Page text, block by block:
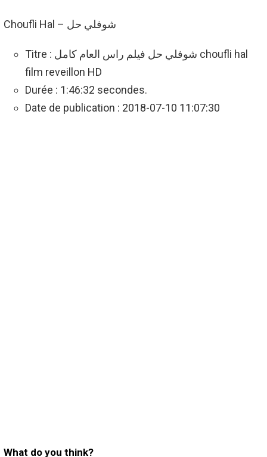
Choufli Hal – شوفلي حل
Titre : شوفلي حل فيلم راس العام كامل choufli hal
film reveillon HD
Durée : 1:46:32 secondes.
Date de publication : 2018-07-10 11:07:30
What do you think?